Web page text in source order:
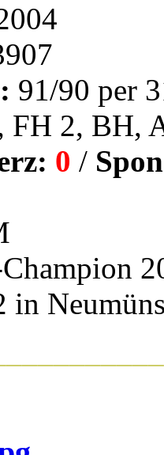
91/90 per
FH 2, BH,
0 /
in